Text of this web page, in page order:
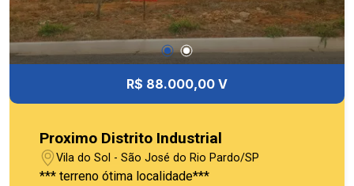
R$ 88.000,00 V
Proximo Distrito Industrial
Vila do Sol - São José do Rio Pardo/SP
*** terreno ótima localidade***